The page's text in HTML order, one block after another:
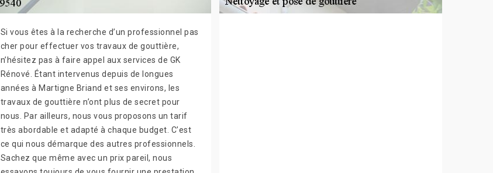
Si vous êtes à la recherche d’un professionnel pas
cher pour effectuer vos travaux de gouttière,
n’hésitez pas à faire appel aux services de GK
Rénové. Étant intervenus depuis de longues
années à Martigne Briand et ses environs, les
travaux de gouttière n’ont plus de secret pour
nous. Par ailleurs, nous vous proposons un tarif
très abordable et adapté à chaque budget. C’est
ce qui nous démarque des autres professionnels.
Sachez que même avec un prix pareil, nous